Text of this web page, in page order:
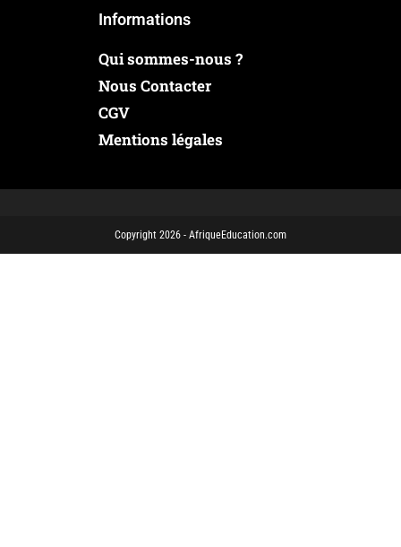
Informations
Qui sommes-nous ?
Nous Contacter
CGV
Mentions légales
Copyright 2026 - AfriqueEducation.com